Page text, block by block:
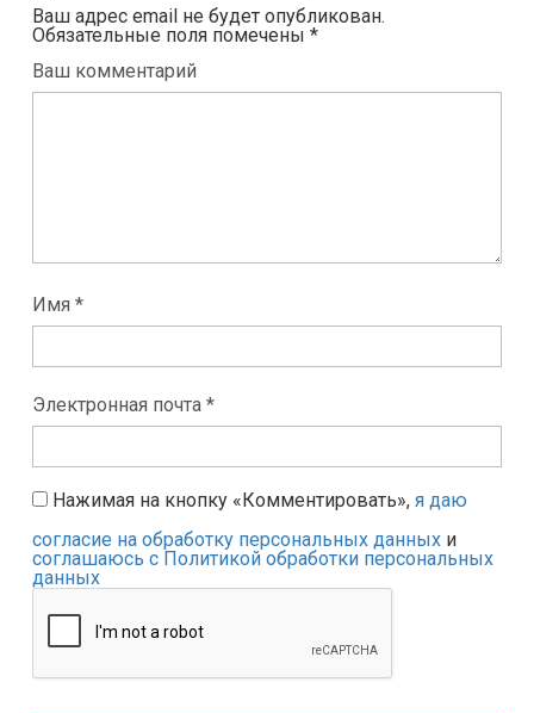
Ваш адрес email не будет опубликован.
Обязательные поля помечены *
Ваш комментарий
Имя *
Электронная почта *
Нажимая на кнопку «Комментировать», я даю
согласие на обработку персональных данных и
соглашаюсь с Политикой обработки персональных
данных